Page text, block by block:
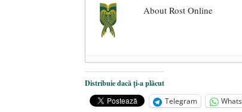
About Rost Online
Dezvăluiri cutremurătoare
Statul care servește Națiunea
Legea Vexler produce
Distribuie dacă ți-a plăcut
Telegram